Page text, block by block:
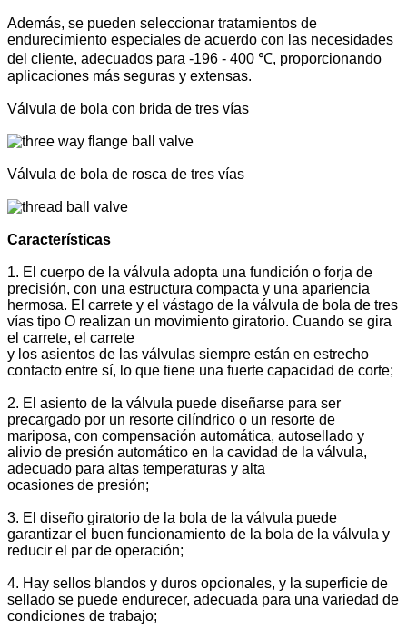
Además, se pueden seleccionar tratamientos de
endurecimiento especiales de acuerdo con las necesidades
del cliente, adecuados para -196 - 400 ℃, proporcionando
aplicaciones más seguras y extensas.
Válvula de bola con brida de tres vías
Válvula de bola de rosca de tres vías
Características
1. El cuerpo de la válvula adopta una fundición o forja de
precisión, con una estructura compacta y una apariencia
hermosa. El carrete y el vástago de la válvula de bola de tres
vías tipo O realizan un movimiento giratorio. Cuando se gira
el carrete, el carrete
y los asientos de las válvulas siempre están en estrecho
contacto entre sí, lo que tiene una fuerte capacidad de corte;
2. El asiento de la válvula puede diseñarse para ser
precargado por un resorte cilíndrico o un resorte de
mariposa, con compensación automática, autosellado y
alivio de presión automático en la cavidad de la válvula,
adecuado para altas temperaturas y alta
ocasiones de presión;
3. El diseño giratorio de la bola de la válvula puede
garantizar el buen funcionamiento de la bola de la válvula y
reducir el par de operación;
4. Hay sellos blandos y duros opcionales, y la superficie de
sellado se puede endurecer, adecuada para una variedad de
condiciones de trabajo;